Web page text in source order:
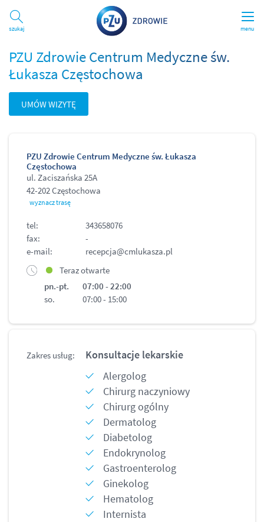
menu
Szukaj
PZU Zdrowie Centrum Medyczne św.
Łukasza Częstochowa
UMÓW WIZYTĘ
PZU Zdrowie Centrum Medyczne św. Łukasza
Częstochowa
ul. Zaciszańska 25A
42-202 Częstochowa
wyznacz trasę
tel:
343658076
fax:
-
e-mail:
recepcja@cmlukasza.pl
Teraz otwarte
pn.-pt.
07:00 - 22:00
so.
07:00 - 15:00
Zakres usług:
Konsultacje lekarskie
Alergolog
Chirurg naczyniowy
Chirurg ogólny
Dermatolog
Diabetolog
Endokrynolog
Gastroenterolog
Ginekolog
Hematolog
Internista